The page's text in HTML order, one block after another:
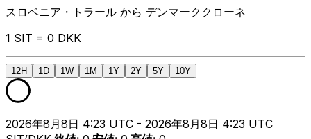
スロベニア・トラール から デンマーククローネ
1 SIT = 0 DKK
12H 1D 1W 1M 1Y 2Y 5Y 10Y
2026年8月8日 4:23 UTC - 2026年8月8日 4:23 UTC